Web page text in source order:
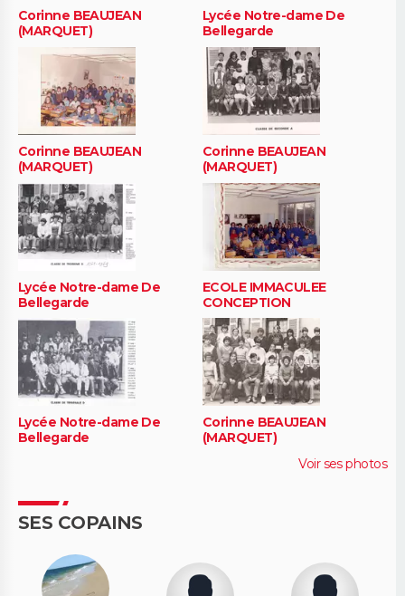
Corinne BEAUJEAN
(MARQUET)
Lycée Notre-dame De
Bellegarde
Corinne BEAUJEAN
(MARQUET)
Corinne BEAUJEAN
(MARQUET)
Lycée Notre-dame De
Bellegarde
ECOLE IMMACULEE
CONCEPTION
Lycée Notre-dame De
Bellegarde
Corinne BEAUJEAN
(MARQUET)
Voir ses photos
SES COPAINS